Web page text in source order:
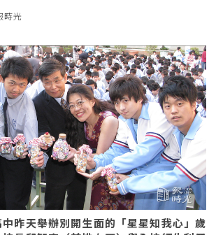
時光
昨天舉辦別開生面的「星星知我心」歲